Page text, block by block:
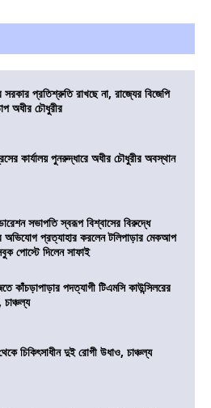
সরকার প্রতিশ্রুতি রাখছে না, রাজ্যের বিজেপি
অধীর চৌধুরীর
কার্যালয় পুনরুদ্ধারে অধীর চৌধুরীর অবস্থান
সভাপতি স্বরূপ বিশ্বাসের বিরুদ্ধে
অভিযোগ প্রত্যাহার করলেন টলিপাড়ার মেকআপ
পোস্টে দিলেন সাফাই
কাঁচড়াপাড়ার পদত্যাগী টিএমসি কাউন্সিলরের
চিকিৎসাধীন দুই রোগী উধাও, চাঞ্চল্য